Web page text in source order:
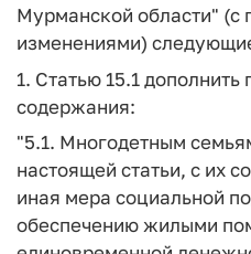
Мурманской области"
изменениями)
1. Статью 15.1
содержания:
"5.1. Многодетным
настоящей статьи, с их
иная мера социальной
обеспечению жилыми